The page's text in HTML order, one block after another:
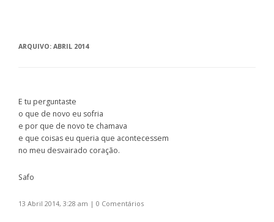
ARQUIVO: ABRIL 2014
E tu perguntaste
o que de novo eu sofria
e por que de novo te chamava
e que coisas eu queria que acontecessem
no meu desvairado coração.
Safo
13 Abril 2014, 3:28 am | 0 Comentários